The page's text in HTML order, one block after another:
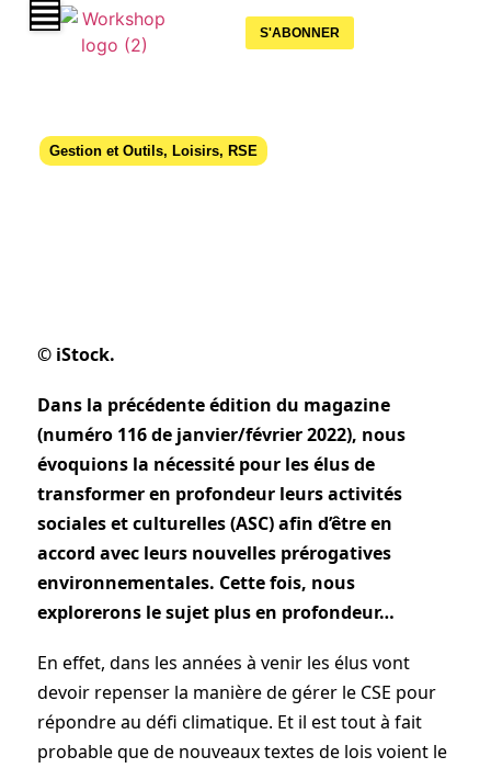
S'ABONNER
Gestion et Outils, Loisirs, RSE
© iStock.
Dans la précédente édition du magazine
(numéro 116 de janvier/février 2022), nous
évoquions la nécessité pour les élus de
transformer en profondeur leurs activités
sociales et culturelles (ASC) afin d’être en
accord avec leurs nouvelles prérogatives
environnementales. Cette fois, nous
explorerons le sujet plus en profondeur…
En effet, dans les années à venir les élus vont
devoir repenser la manière de gérer le CSE pour
répondre au défi climatique. Et il est tout à fait
probable que de nouveaux textes de lois voient le